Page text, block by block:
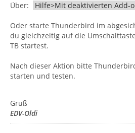
Über: Hilfe>Mit deaktivierten Add-
Oder starte Thunderbird im
du gleichzeitig auf die
TB startest.
Nach dieser Aktion bitte
starten und testen.
Gruß
EDV-Oldi